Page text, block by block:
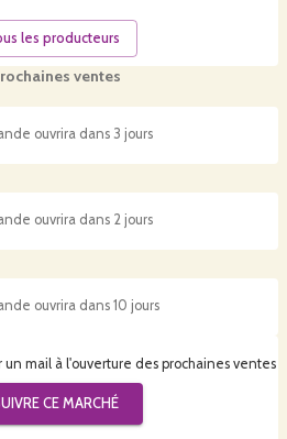
ventes
ouvrira dans 3 jours
ouvrira dans 2 jours
ouvrira dans 10 jours
mail à l'ouverture des prochaines ventes
CE MARCHÉ
les producteurs